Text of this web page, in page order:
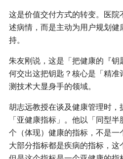
这是价值交付方式的转变。医
述病情，而是主动为用户规划
持。
朱友刚说，这是「把健康的『
何交出这把钥匙？核心是「精
测技术大显身手的领域。
胡志远教授在谈及健康管理时，
「亚健康指标」。他以「同型
个（体现）健康的指标，不是
大部分指标都是疾病的指标，